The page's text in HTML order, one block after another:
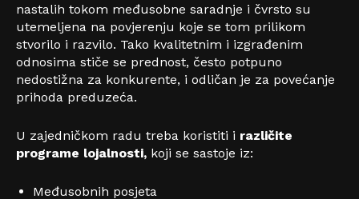
nastalih tokom međusobne saradnje i čvrsto su
utemeljena na povjerenju koje se tom prilikom
stvorilo i razvilo. Tako kvalitetnim i izgrađenim
odnosima stiče se prednost, često potpuno
nedostižna za konkurente, i odličan je za povećanje
prihoda preduzeća.
U zajedničkom radu treba koristiti i različite
programe lojalnosti, koji se sastoje iz:
Međusobnih posjeta